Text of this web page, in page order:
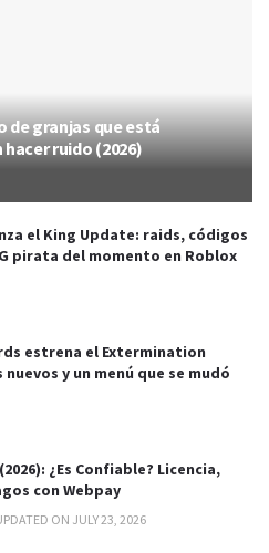
de granjas que está
ruido (2026)
el King Update: raids, códigos
pirata del momento en Roblox
estrena el Extermination
y un menú que se mudó
¿Es Confiable? Licencia,
con Webpay
ON JULY 23, 2026